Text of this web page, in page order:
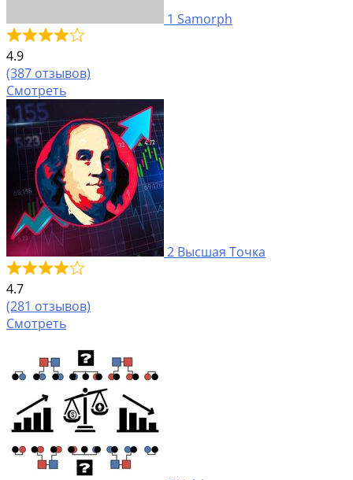
1 Samorph
4.9
(387 отзывов)
Смотреть
2 Высшая Точка
4.7
(281 отзывов)
Смотреть